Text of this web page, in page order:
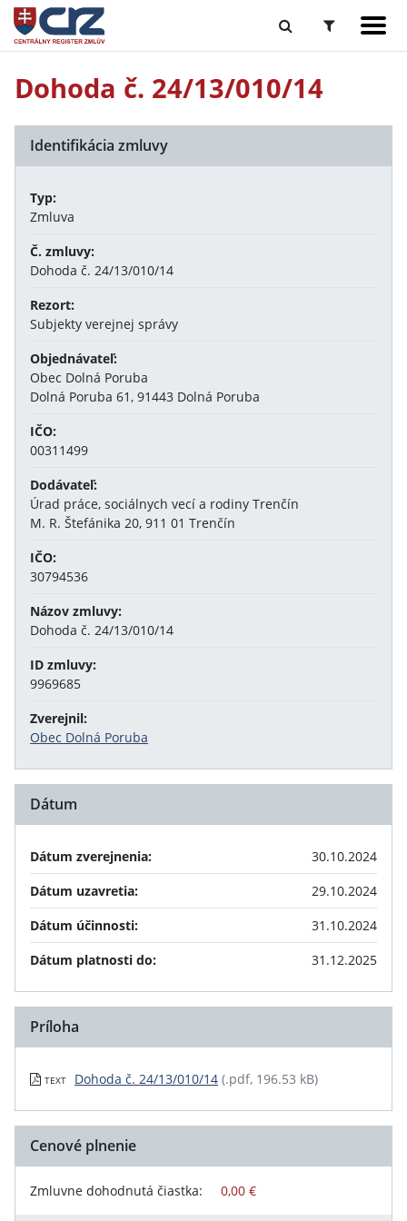
Dohoda č. 24/13/010/14
Identifikácia zmluvy
Typ:
Zmluva
Č. zmluvy:
Dohoda č. 24/13/010/14
Rezort:
Subjekty verejnej správy
Objednávateľ:
Obec Dolná Poruba
Dolná Poruba 61, 91443 Dolná Poruba
IČO:
00311499
Dodávateľ:
Úrad práce, sociálnych vecí a rodiny Trenčín
M. R. Štefánika 20, 911 01 Trenčín
IČO:
30794536
Názov zmluvy:
Dohoda č. 24/13/010/14
ID zmluvy:
9969685
Zverejnil:
Obec Dolná Poruba
Dátum
Dátum zverejnenia:
30.10.2024
Dátum uzavretia:
29.10.2024
Dátum účinnosti:
31.10.2024
Dátum platnosti do:
31.12.2025
Príloha
TEXT Dohoda č. 24/13/010/14 (.pdf, 196.53 kB)
Cenové plnenie
Zmluvne dohodnutá čiastka: 0,00 €